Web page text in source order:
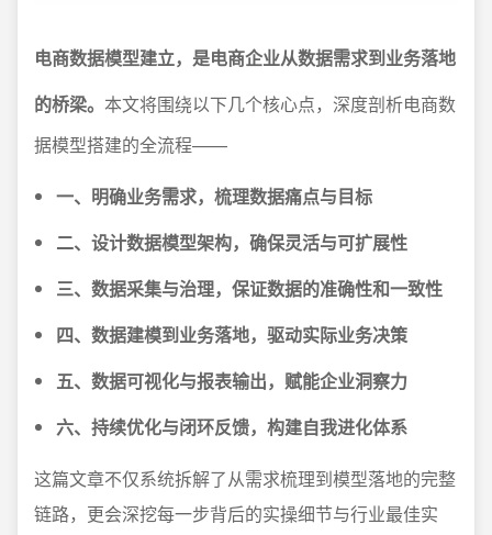
电商数据模型建立，是电商企业从数据需求到业务落地
的桥梁。 本文将围绕以下几个核心点，深度剖析电商数
据模型搭建的全流程——
一、明确业务需求，梳理数据痛点与目标
二、设计数据模型架构，确保灵活与可扩展性
三、数据采集与治理，保证数据的准确性和一致性
四、数据建模到业务落地，驱动实际业务决策
五、数据可视化与报表输出，赋能企业洞察力
六、持续优化与闭环反馈，构建自我进化体系
这篇文章不仅系统拆解了从需求梳理到模型落地的完整
链路，更会深挖每一步背后的实操细节与行业最佳实